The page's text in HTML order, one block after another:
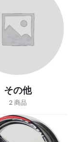
その他
2商品